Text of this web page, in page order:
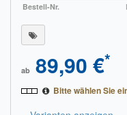
Bestell-Nr.
ab 89,90 €*
Bitte wählen Sie